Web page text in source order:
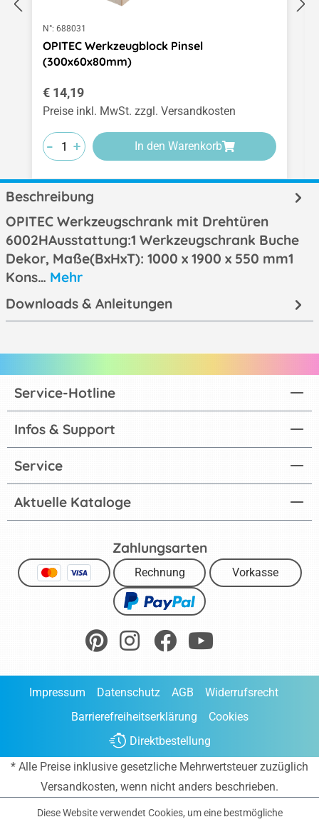
N°: 688031
OPITEC Werkzeugblock Pinsel
(300x60x80mm)
Regulärer Preis:
€ 14,19
Preise inkl. MwSt. zzgl. Versandkosten
-
-
- +
+
+ In den Warenkorb
Beschreibung
OPITEC Werkzeugschrank mit Drehtüren
6002HAusstattung:1 Werkzeugschrank Buche
Dekor, Maße(BxHxT): 1000 x 1900 x 550 mm1
Kons… Mehr
Downloads & Anleitungen
Aktuelle Kataloge
Service-Hotline
Infos & Support
Service
Zahlungsarten
Rechnung Vorkasse
Impressum Datenschutz AGB
Widerrufsrecht
Barrierefreiheitserklärung
Cookies
Direktbestellung
* Alle Preise inklusive gesetzliche Mehrwertsteuer zuzüglich
Versandkosten, wenn nicht anders beschrieben.
Diese Website verwendet Cookies, um eine bestmögliche